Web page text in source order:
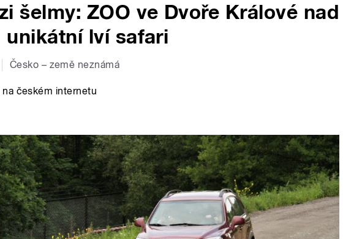
šelmy: ZOO ve Dvoře Králové nad
unikátní lví safari
Česko – země neznámá
českém internetu